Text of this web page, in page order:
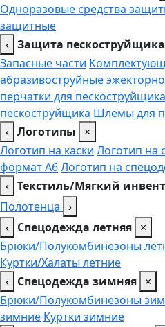
Одноразовые средства
защитные
‹ Защита пескоструйщика
Запасные части
абразивоструйные
перчатки для пескоструйщика
пескоструйщика Шлемы для
‹ Логотипы
×
Логотип на каски Логотип на
формат А6Логотип на
‹ Текстиль/Мягкий
Полотенца ›
‹ Спецодежда летняя ×
Брюки/Полукомбинезоны
Куртки/Халаты летние
‹ Спецодежда зимняя ×
Брюки/Полукомбинезоны
зимние Куртки зимние